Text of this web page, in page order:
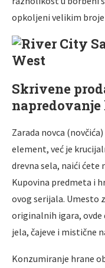
opkoljeni velikim
Skrivene
Zarada novca
element, već je
drevna sela, naići ćete
Kupovina predmeta i
ovog serijala. Umesto
originalnih igara,
jela, čajeve i mistične
Konzumiranje hrane